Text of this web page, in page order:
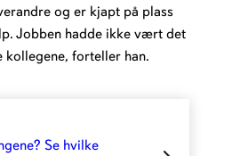
og er kjapt på plass
Jobben hadde ikke vært det
kollegene, forteller han.
Se hvilke